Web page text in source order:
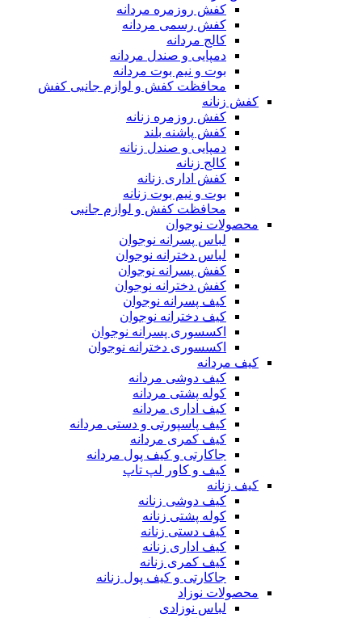
کفش روزمره مردانه
کفش رسمی مردانه
کالج مردانه
دمپایی و صندل مردانه
بوت و نیم بوت مردانه
محافظت کفش و لوازم جانبی کفش
کفش زنانه
کفش روزمره زنانه
کفش پاشنه بلند
دمپایی و صندل زنانه
کالج زنانه
کفش اداری زنانه
بوت و نیم بوت زنانه
محافظت کفش و لوازم جانبی
محصولات نوجوان
لباس پسرانه نوجوان
لباس دخترانه نوجوان
کفش پسرانه نوجوان
کفش دخترانه نوجوان
کیف پسرانه نوجوان
کیف دخترانه نوجوان
اکسسوری پسرانه نوجوان
اکسسوری دخترانه نوجوان
کیف مردانه
کیف دوشی مردانه
کوله پشتی مردانه
کیف اداری مردانه
کیف پاسپورتی و دستی مردانه
کیف کمری مردانه
جاکارتی و کیف پول مردانه
کیف و کاور لپ تاپ
کیف زنانه
کیف دوشی زنانه
کوله پشتی زنانه
کیف دستی زنانه
کیف اداری زنانه
کیف کمری زنانه
جاکارتی و کیف پول زنانه
محصولات نوزاد
لباس نوزادی